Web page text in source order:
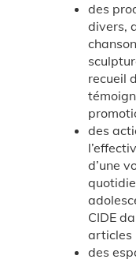
des
divers,
recueil
des
d’une
CIDE
articles
des